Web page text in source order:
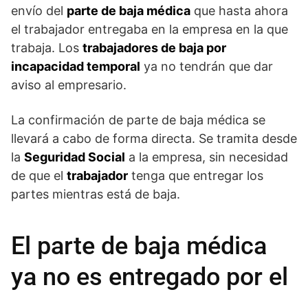
envío del parte de baja médica que hasta ahora
el trabajador entregaba en la empresa en la que
trabaja. Los trabajadores de baja por
incapacidad temporal ya no tendrán que dar
aviso al empresario.
La confirmación de parte de baja médica se
llevará a cabo de forma directa. Se tramita desde
la Seguridad Social a la empresa, sin necesidad
de que el trabajador tenga que entregar los
partes mientras está de baja.
El parte de baja médica
ya no es entregado por el